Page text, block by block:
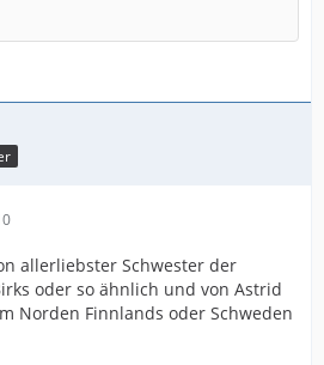
allerliebster Schwester der
oder so ähnlich und von Astrid
Norden Finnlands oder Schweden